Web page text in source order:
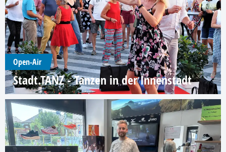
Open-Air
Stadt.TANZ - Tanzen in der Innenstadt